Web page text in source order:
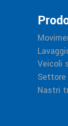
Veicoli
Nastri